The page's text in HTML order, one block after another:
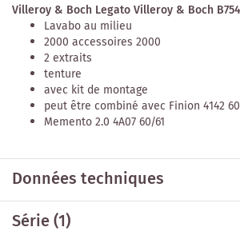
Villeroy & Boch Legato Villeroy & Boch
Lavabo au milieu
2000 accessoires 2000
2 extraits
tenture
avec kit de montage
peut être combiné avec Finion 4142
Memento 2.0 4A07 60/61
Données techniques
Série(1)